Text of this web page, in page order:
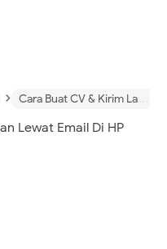
› Cara Buat CV & Kirim Lamaran Lewat Email Di HP Pasti Diterima